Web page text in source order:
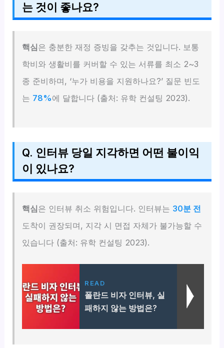
는 것이 좋나요?
핵심은 충분한 재정 증빙을 갖추는 것입니다. 보통
학비와 생활비를 커버할 수 있는 서류를 최소 2~3
종 준비하며, ‘누가 비용을 지원하나요?’ 질문 빈도
는 78%에 달합니다 (출처: 유학 컨설팅 2023).
Q. 인터뷰 당일 지각하면 어떤 불이익
이 있나요?
핵심은 인터뷰 취소 위험입니다. 인터뷰는 30분 전
도착이 권장되며, 지각 시 면접 자체가 불가능할 수
있습니다 (출처: 유학 컨설팅 2023).
READ
폴란드 비자 인터뷰, 실
패하지 않는 방법은?